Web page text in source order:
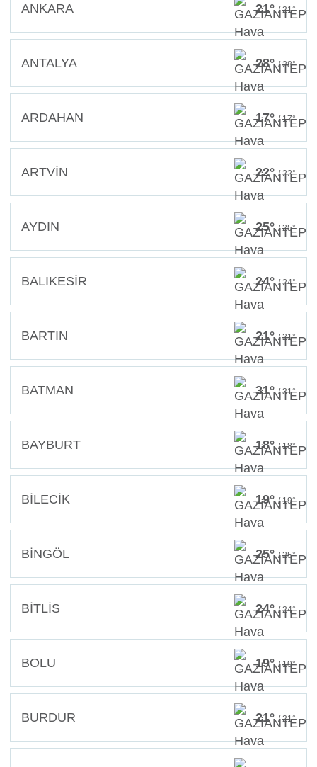
ANKARA 21° / 21°
ANTALYA 28° / 28°
ARDAHAN 17° / 17°
ARTVİN 22° / 22°
AYDIN 25° / 25°
BALIKESİR 24° / 24°
BARTIN 21° / 21°
BATMAN 31° / 31°
BAYBURT 18° / 18°
BİLECİK 19° / 19°
BİNGÖL 25° / 25°
BİTLİS 24° / 24°
BOLU 19° / 19°
BURDUR 21° / 21°